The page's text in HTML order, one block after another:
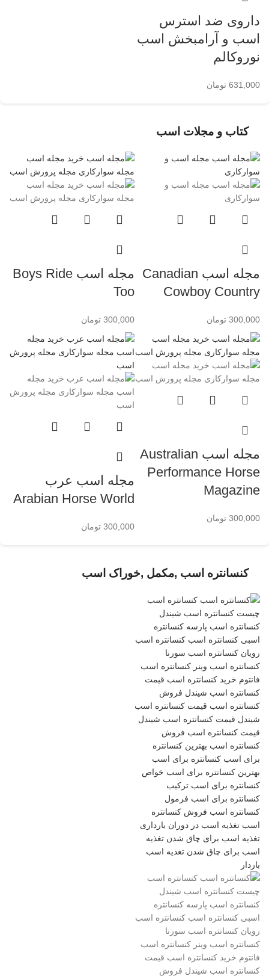
داروی ضد استرس
اسب و آرامبخش اسب
نوروکالم
631,000 تومان
کتاب و مجلات اسب
مجله اسب Canadian
Cowboy Country
300,000 تومان
مجله اسب Boys Ride
Too
300,000 تومان
مجله اسب Australian
Performance Horse
Magazine
300,000 تومان
مجله اسب عرب
Arabian Horse World
300,000 تومان
کنسانتره اسب ,مکمل ,خوراک اسب